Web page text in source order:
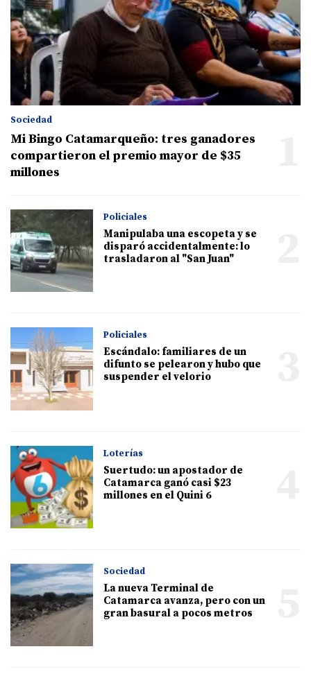
Sociedad
Mi Bingo Catamarqueño: tres ganadores
compartieron el premio mayor de $35
millones
Policiales
Manipulaba una escopeta y se
disparó accidentalmente: lo
trasladaron al "San Juan"
Policiales
Escándalo: familiares de un
difunto se pelearon y hubo que
suspender el velorio
Loterías
Suertudo: un apostador de
Catamarca ganó casi $23
millones en el Quini 6
Sociedad
La nueva Terminal de
Catamarca avanza, pero con un
gran basural a pocos metros